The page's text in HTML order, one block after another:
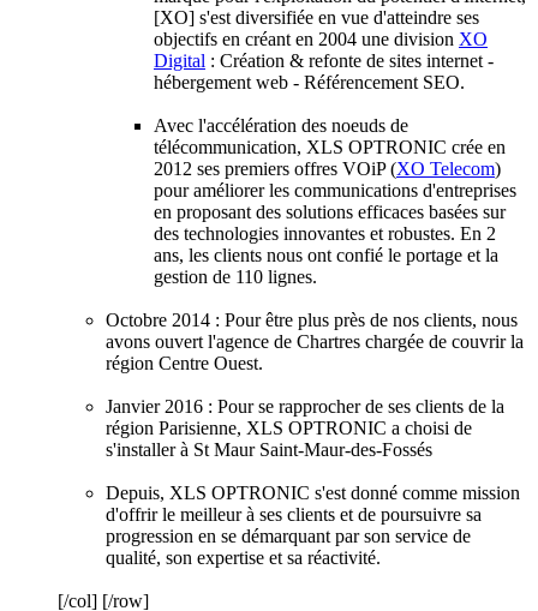
[XO] s'est diversifiée en vue d'atteindre ses
objectifs en créant en 2004 une division XO
Digital : Création & refonte de sites internet -
hébergement web - Référencement SEO.
Avec l'accélération des noeuds de
télécommunication, XLS OPTRONIC crée en
2012 ses premiers offres VOiP (XO Telecom)
pour améliorer les communications d'entreprises
en proposant des solutions efficaces basées sur
des technologies innovantes et robustes. En 2
ans, les clients nous ont confié le portage et la
gestion de 110 lignes.
Octobre 2014 : Pour être plus près de nos clients, nous
avons ouvert l'agence de Chartres chargée de couvrir la
région Centre Ouest.
Janvier 2016 : Pour se rapprocher de ses clients de la
région Parisienne, XLS OPTRONIC a choisi de
s'installer à St Maur Saint-Maur-des-Fossés
Depuis, XLS OPTRONIC s'est donné comme mission
d'offrir le meilleur à ses clients et de poursuivre sa
progression en se démarquant par son service de
qualité, son expertise et sa réactivité.
[/col] [/row]